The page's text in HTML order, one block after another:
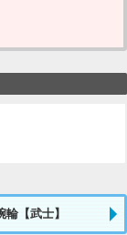
輪【武士】